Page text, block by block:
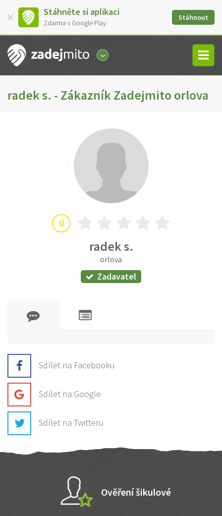
Stáhněte si aplikaci
Zdarma v Google Play
Stáhnout
radek s. - Zákazník Zadejmito orlova
0
radek s.
orlova
Zadavatel
Sdílet na Facebooku
Sdílet na Google
Sdílet na Twitteru
Ověření šikulové